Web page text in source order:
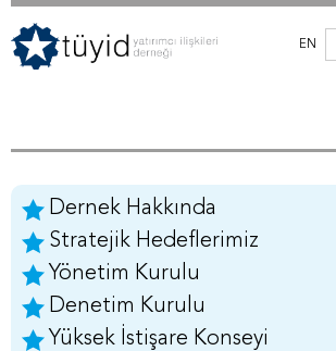
EN
Dernek Hakkında
Stratejik Hedeflerimiz
Yönetim Kurulu
Denetim Kurulu
Yüksek İstişare Konseyi